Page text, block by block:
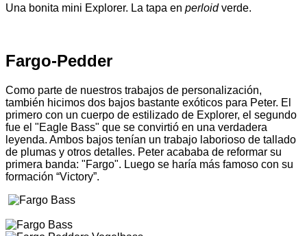
Una bonita mini Explorer. La tapa en perloidverde.
Fargo-Pedder
Como parte de nuestros trabajos de personalización,
también hicimos dos bajos bastante exóticos para Peter. El
primero con un cuerpo de estilizado de Explorer, el segundo
fue el "Eagle Bass" que se convirtió en una verdadera
leyenda. Ambos bajos tenían un trabajo laborioso de tallado
de plumas y otros detalles. Peter acababa de reformar su
primera banda: "Fargo". Luego se haría más famoso con su
formación “Victory”.